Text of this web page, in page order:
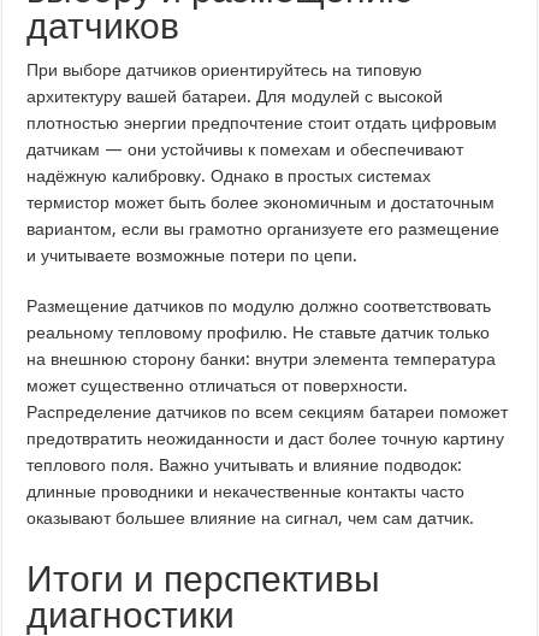
датчиков
При выборе датчиков ориентируйтесь на типовую
архитектуру вашей батареи. Для модулей с высокой
плотностью энергии предпочтение стоит отдать цифровым
датчикам — они устойчивы к помехам и обеспечивают
надёжную калибровку. Однако в простых системах
термистор может быть более экономичным и достаточным
вариантом, если вы грамотно организуете его размещение
и учитываете возможные потери по цепи.
Размещение датчиков по модулю должно соответствовать
реальному тепловому профилю. Не ставьте датчик только
на внешнюю сторону банки: внутри элемента температура
может существенно отличаться от поверхности.
Распределение датчиков по всем секциям батареи поможет
предотвратить неожиданности и даст более точную картину
теплового поля. Важно учитывать и влияние подводок:
длинные проводники и некачественные контакты часто
оказывают большее влияние на сигнал, чем сам датчик.
Итоги и перспективы
диагностики